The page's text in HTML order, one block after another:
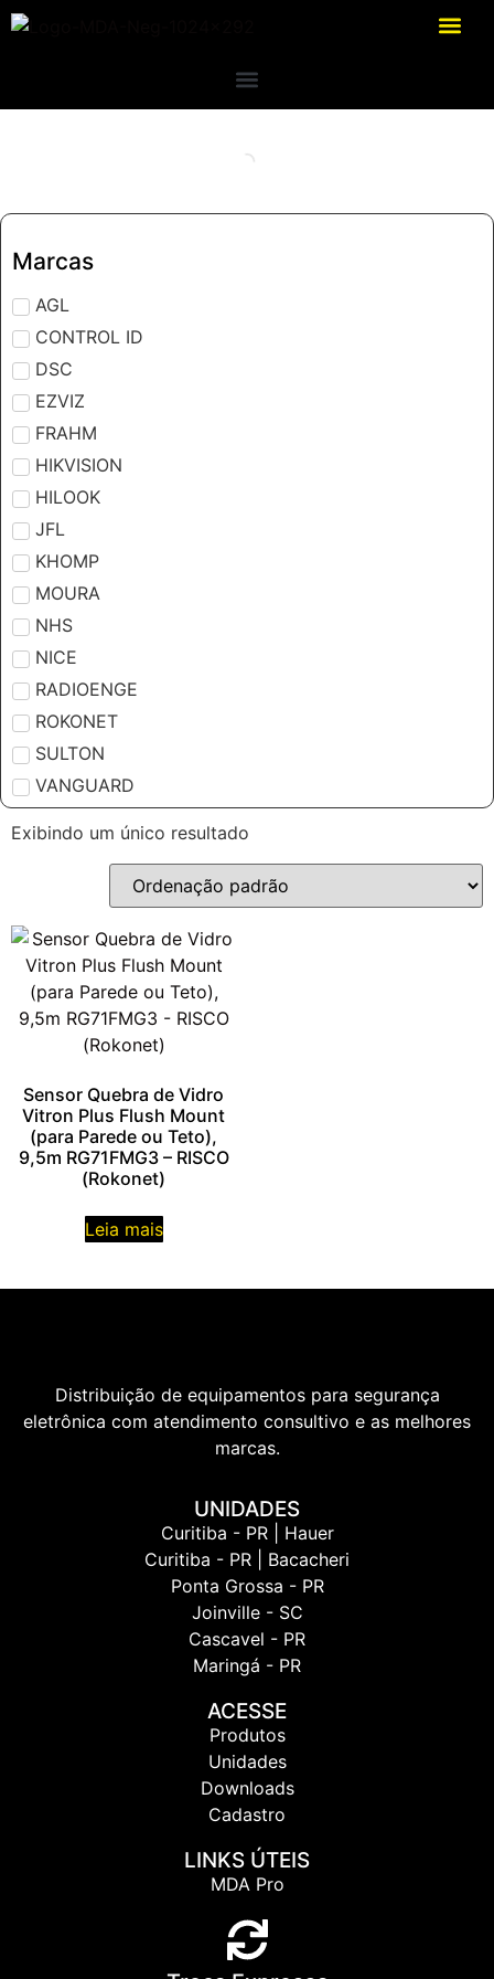
Marcas
AGL
CONTROL ID
DSC
EZVIZ
FRAHM
HIKVISION
HILOOK
JFL
KHOMP
MOURA
NHS
NICE
RADIOENGE
ROKONET
SULTON
VANGUARD
Exibindo um único resultado
Sensor Quebra de Vidro
Vitron Plus Flush Mount
(para Parede ou Teto),
9,5m RG71FMG3 – RISCO
(Rokonet)
Leia mais
Distribuição de equipamentos para segurança
eletrônica com atendimento consultivo e as melhores
marcas.
UNIDADES
Curitiba - PR | Hauer
Curitiba - PR | Bacacheri
Ponta Grossa - PR
Joinville - SC
Cascavel - PR
Maringá - PR
ACESSE
Produtos
Unidades
Downloads
Cadastro
LINKS ÚTEIS
MDA Pro